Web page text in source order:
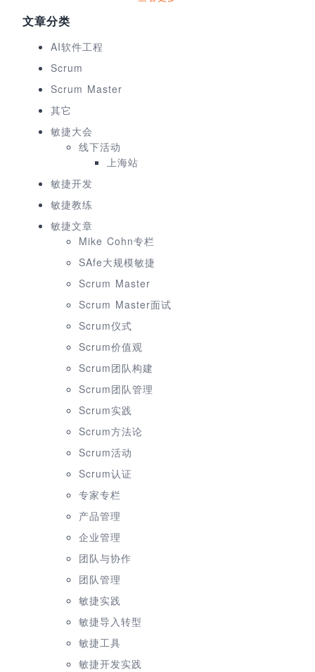
文章分类
AI软件工程
Scrum
Scrum Master
其它
敏捷大会
线下活动
上海站
敏捷开发
敏捷教练
敏捷文章
Mike Cohn专栏
SAfe大规模敏捷
Scrum Master
Scrum Master面试
Scrum仪式
Scrum价值观
Scrum团队构建
Scrum团队管理
Scrum实践
Scrum方法论
Scrum活动
Scrum认证
专家专栏
产品管理
企业管理
团队与协作
团队管理
敏捷实践
敏捷导入转型
敏捷工具
敏捷开发实践